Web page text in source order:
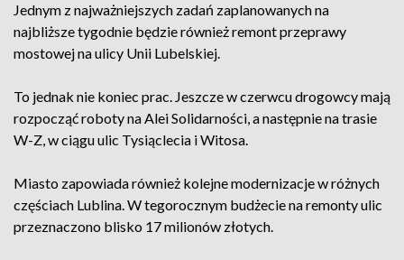
Jednym z najważniejszych zadań zaplanowanych na
najbliższe tygodnie będzie również remont przeprawy
mostowej na ulicy Unii Lubelskiej.
To jednak nie koniec prac. Jeszcze w czerwcu drogowcy mają
rozpocząć roboty na Alei Solidarności, a następnie na trasie
W-Z, w ciągu ulic Tysiąclecia i Witosa.
Miasto zapowiada również kolejne modernizacje w różnych
częściach Lublina. W tegorocznym budżecie na remonty ulic
przeznaczono blisko 17 milionów złotych.